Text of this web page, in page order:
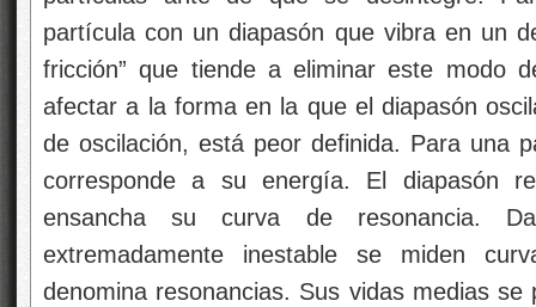
Bariones Delta. Un ejemplo típico de una
hay cuatro especies ∆ˉ, ∆⁰, ∆⁺ y ∆⁺⁺(esta
masas de las deltas son casi iguales
interacción fuerte en un protóno unneutrón
Existen tanto resonancias mesónicas como
son bariónicas. Las resonancias deltas
resonancias mesónicas rho, P).